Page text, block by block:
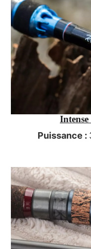
Puissance :